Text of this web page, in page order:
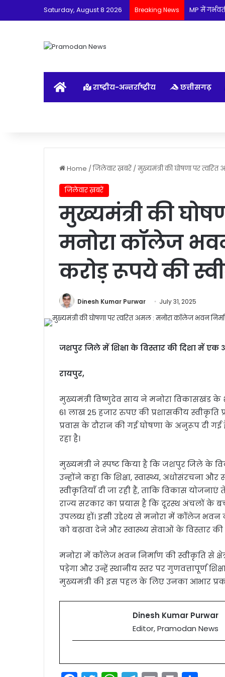
Saturday, August 8 2026 Breaking News MP में
राष्ट्रीय-अन्तर्राष्ट्रीय छत्तीसगढ़
Home /जिलेवार ख़बरें /मुख्यमंत्री की घोषणा पर
जिलेवार ख़बरें
मुख्यमंत्री की
मनोरा कॉलेज
करोड़ रूपये की
Dinesh Kumar Purwar July 31, 2025
जशपुर जिले में शिक्षा के विस्तार की दिशा में
रायपुर,
मुख्यमंत्री विष्णुदेव साय ने मनोरा विकासखंड
61 लाख 25 हजार रुपए की प्रशासकीय स्वीकृति
प्रवास के दौरान की गई घोषणा के अनुरूप दी गई
रहा है।
मुख्यमंत्री ने स्पष्ट किया है कि जशपुर जिले के
उन्होंने कहा कि शिक्षा, स्वास्थ्य, अधोसंरचना
स्वीकृतियाँ दी जा रही हैं, ताकि विकास
राज्य सरकार का प्रयास है कि दूरस्थ अंचलों के
उपलब्ध हों। इसी उद्देश्य से मनोरा में कॉलेज भवन
को बढ़ावा देने और स्वास्थ्य सेवाओं के विस्तार की
मनोरा में कॉलेज भवन निर्माण की स्वीकृति से
पड़ेगा और उन्हें स्थानीय स्तर पर गुणवत्तापूर्ण
मुख्यमंत्री की इस पहल के लिए उनका आभार
Dinesh Kumar Purwar
Editor, Pramodan News